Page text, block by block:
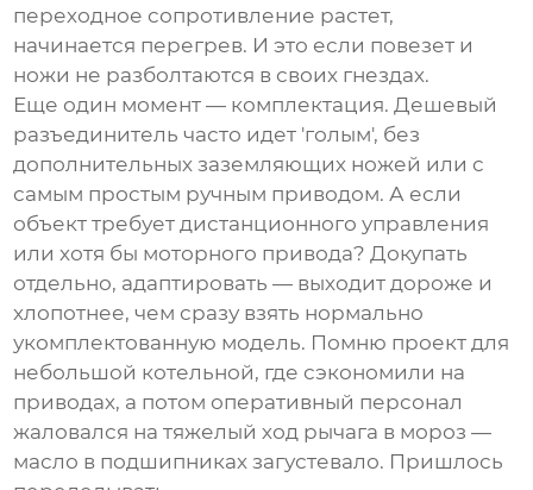
переходное сопротивление растет,
начинается перегрев. И это если повезет и
ножи не разболтаются в своих гнездах.
Еще один момент — комплектация. Дешевый
разъединитель часто идет 'голым', без
дополнительных заземляющих ножей или с
самым простым ручным приводом. А если
объект требует дистанционного управления
или хотя бы моторного привода? Докупать
отдельно, адаптировать — выходит дороже и
хлопотнее, чем сразу взять нормально
укомплектованную модель. Помню проект для
небольшой котельной, где сэкономили на
приводах, а потом оперативный персонал
жаловался на тяжелый ход рычага в мороз —
масло в подшипниках загустевало. Пришлось